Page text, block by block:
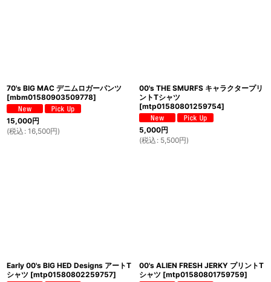
70's BIG MAC デニムロガーパンツ
[mbm01580903509778]
15,000円
(税込 : 16,500円)
00's THE SMURFS キャラクタープリ
ントTシャツ
[mtp01580801259754]
5,000円
(税込 : 5,500円)
Early 00's BIG HED Designs アートT
シャツ [mtp01580802259757]
00's ALIEN FRESH JERKY プリントT
シャツ [mtp01580801759759]